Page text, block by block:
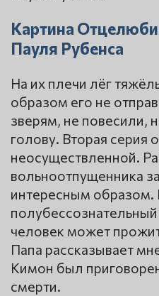
Картина
Пауля Рубенса
На их плечи лёг
образом его не
зверям, не повесили,
голову. Вторая серия
неосуществленной.
вольноотпущенника
интересным образом.
человек может
Папа рассказывает
Кимон был
смерти.